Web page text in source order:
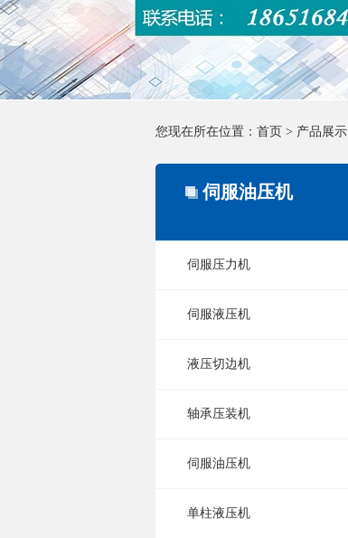
您现在所在位置： 首页 > 产品展示
伺服油压机
伺服压力机
伺服液压机
液压切边机
轴承压装机
伺服油压机
单柱液压机